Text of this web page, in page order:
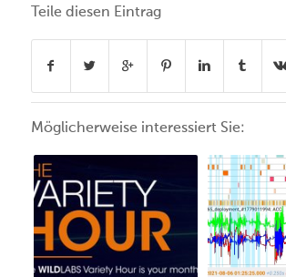
Teile diesen Eintrag
Möglicherweise interessiert Sie: